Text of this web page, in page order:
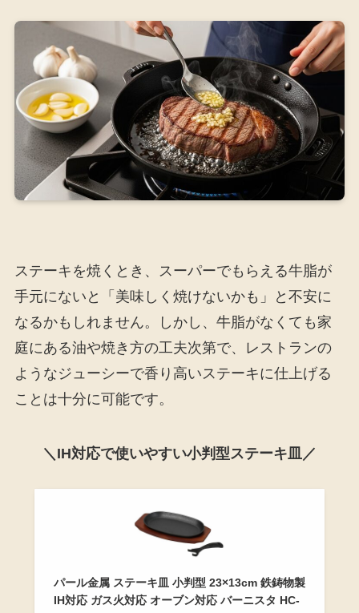
ステーキを焼くとき、スーパーでもらえる牛脂が
手元にないと「美味しく焼けないかも」と不安に
なるかもしれません。しかし、牛脂がなくても家
庭にある油や焼き方の工夫次第で、レストランの
ようなジューシーで香り高いステーキに仕上げる
ことは十分に可能です。
＼IH対応で使いやすい小判型ステーキ皿／
パール金属 ステーキ皿 小判型 23×13cm 鉄鋳物製
IH対応 ガス火対応 オーブン対応 バーニスタ HC-